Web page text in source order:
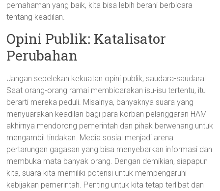
pemahaman yang baik, kita bisa lebih berani berbicara
tentang keadilan.
Opini Publik: Katalisator
Perubahan
Jangan sepelekan kekuatan opini publik, saudara-saudara!
Saat orang-orang ramai membicarakan isu-isu tertentu, itu
berarti mereka peduli. Misalnya, banyaknya suara yang
menyuarakan keadilan bagi para korban pelanggaran HAM
akhirnya mendorong pemerintah dan pihak berwenang untuk
mengambil tindakan. Media sosial menjadi arena
pertarungan gagasan yang bisa menyebarkan informasi dan
membuka mata banyak orang. Dengan demikian, siapapun
kita, suara kita memiliki potensi untuk mempengaruhi
kebijakan pemerintah. Penting untuk kita tetap terlibat dan